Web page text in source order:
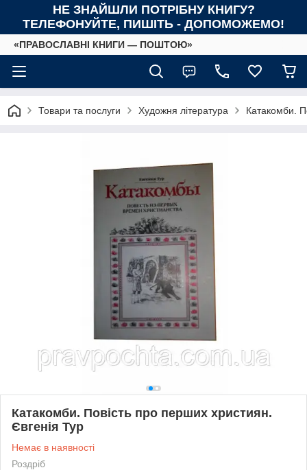
НЕ ЗНАЙШЛИ ПОТРІБНУ КНИГУ?
ТЕЛЕФОНУЙТЕ, ПИШІТЬ - ДОПОМОЖЕМО!
«ПРАВОСЛАВНІ КНИГИ — ПОШТОЮ»
Товари та послуги Художня література Катакомби.
Катакомби. Повість про перших християн.
Євгенія Тур
Немає в наявності
Роздріб